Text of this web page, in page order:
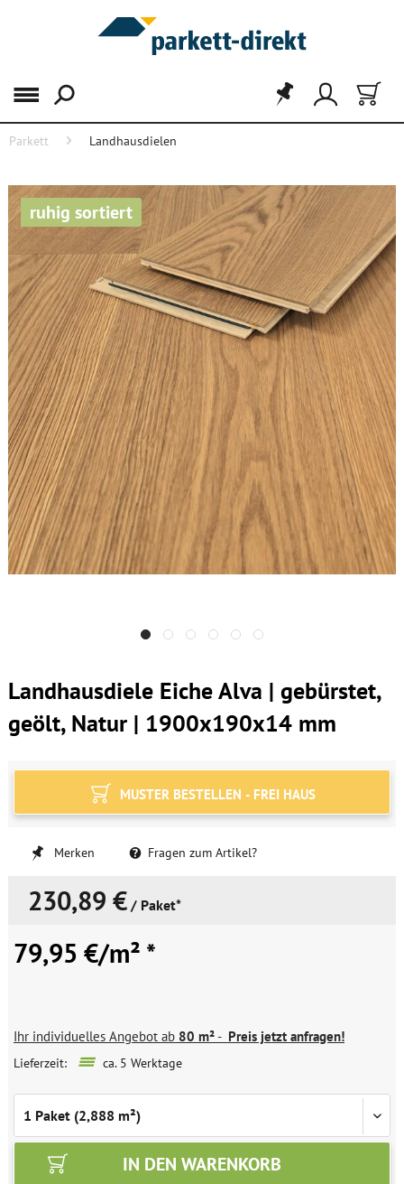
Menü
Parkett Landhausdielen
ruhig sortiert
Landhausdiele Eiche Alva | gebürstet,
geölt, Natur | 1900x190x14 mm
MUSTER BESTELLEN - FREI HAUS
Merken Fragen zum Artikel?
230,89 € / Paket*
79,95 €/m² *
Ihr individuelles Angebot ab 80 m²- Preis jetzt anfragen!
Lieferzeit: ca. 5 Werktage
IN DEN WARENKORB